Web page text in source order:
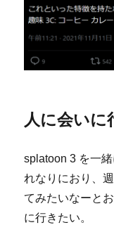
人に会いに
splatoon 3 を一
れなりにおり、
てみたいなーと
に行きたい。